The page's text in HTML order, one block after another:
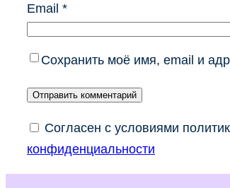
Email *
Сохранить моё имя, email и
Согласен с условиями
конфиденциальности